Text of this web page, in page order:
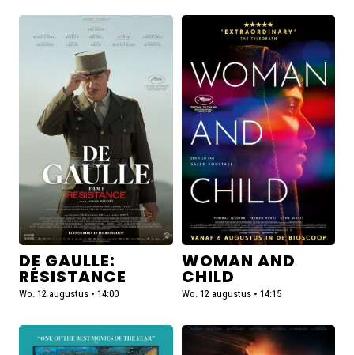
meer
Gaulle:
Résistance
DE GAULLE:
RÉSISTANCE
Wo. 12 augustus • 14:00
over
Woman
and
Child
WOMAN AND
CHILD
Wo. 12 augustus • 14:15
Lees
Lees